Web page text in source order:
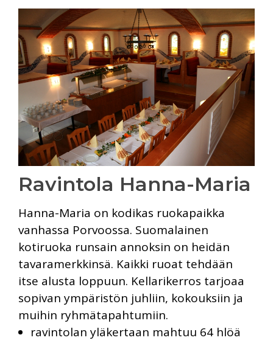
Ravintola Hanna-Maria
Hanna-Maria on kodikas ruokapaikka
vanhassa Porvoossa. Suomalainen
kotiruoka runsain annoksin on heidän
tavaramerkkinsä. Kaikki ruoat tehdään
itse alusta loppuun. Kellarikerros tarjoaa
sopivan ympäristön juhliin, kokouksiin ja
muihin ryhmätapahtumiin.
ravintolan yläkertaan mahtuu 64 hlöä